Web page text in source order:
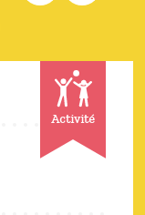
Activité